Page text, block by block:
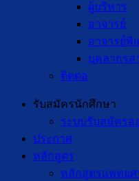
ผู้บริหาร
อาจารย์
อาจารย์พิ
บุคลากร
ติดต่อ
รับสมัครนักศึกษา
ระบบรับสมัครอ
ประกาศ
หลักสูตร
หลักสูตรแพทย